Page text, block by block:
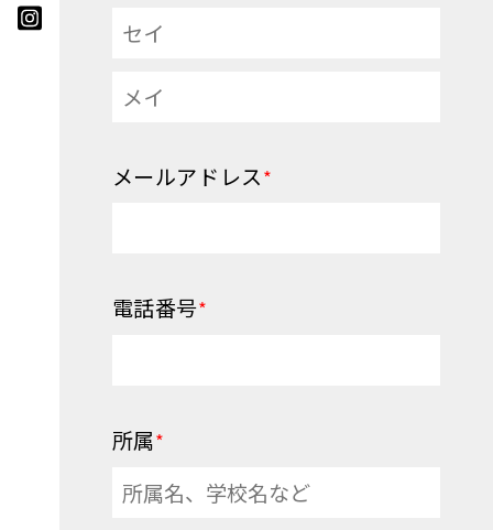
メールアドレス*
電話番号*
所属*